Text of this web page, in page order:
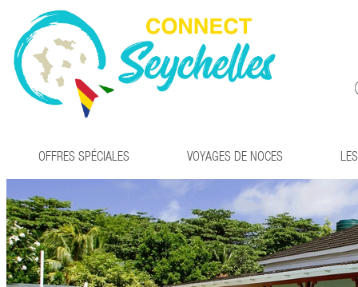
OFFRES SPÉCIALES VOYAGES DE NOCES